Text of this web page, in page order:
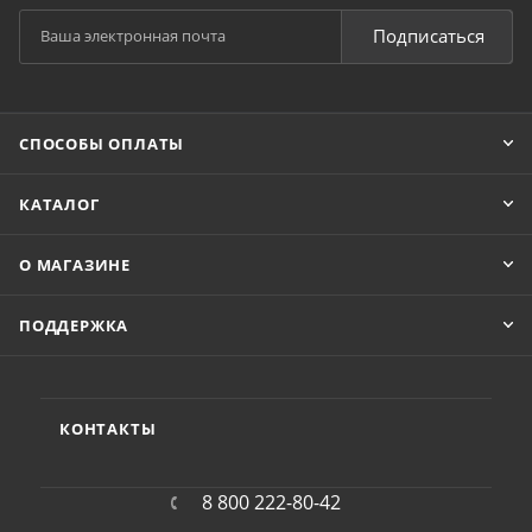
Подписаться
СПОСОБЫ ОПЛАТЫ
КАТАЛОГ
О МАГАЗИНЕ
ПОДДЕРЖКА
КОНТАКТЫ
8 800 222-80-42